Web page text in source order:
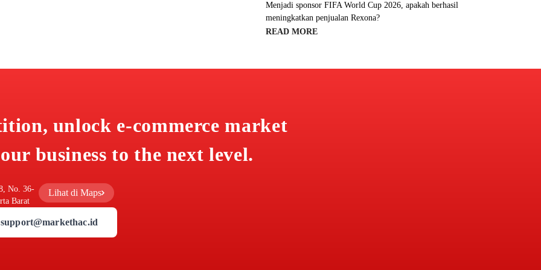
Menjadi sponsor FIFA World Cup 2026, apakah berhasil
meningkatkan penjualan Rexona?
READ MORE
unlock e-commerce market
business to the next level.
No. 36-
Barat
Lihat di Maps
support@markethac.id